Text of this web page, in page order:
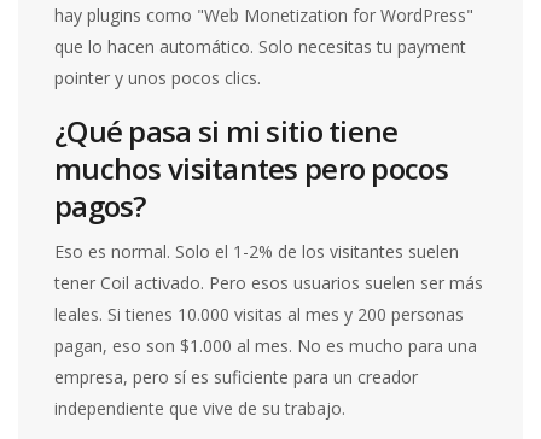
hay plugins como "Web Monetization for WordPress"
que lo hacen automático. Solo necesitas tu payment
pointer y unos pocos clics.
¿Qué pasa si mi sitio tiene
muchos visitantes pero pocos
pagos?
Eso es normal. Solo el 1-2% de los visitantes suelen
tener Coil activado. Pero esos usuarios suelen ser más
leales. Si tienes 10.000 visitas al mes y 200 personas
pagan, eso son $1.000 al mes. No es mucho para una
empresa, pero sí es suficiente para un creador
independiente que vive de su trabajo.